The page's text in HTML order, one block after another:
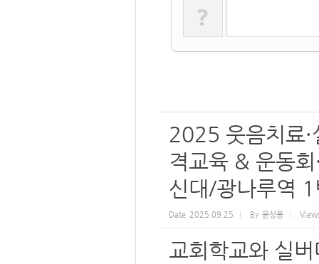
?
2025 웃음치료·
격교육 & 운동
신대/광나루역
Date 2025.09.25 By 윤상용
교회학교와 실